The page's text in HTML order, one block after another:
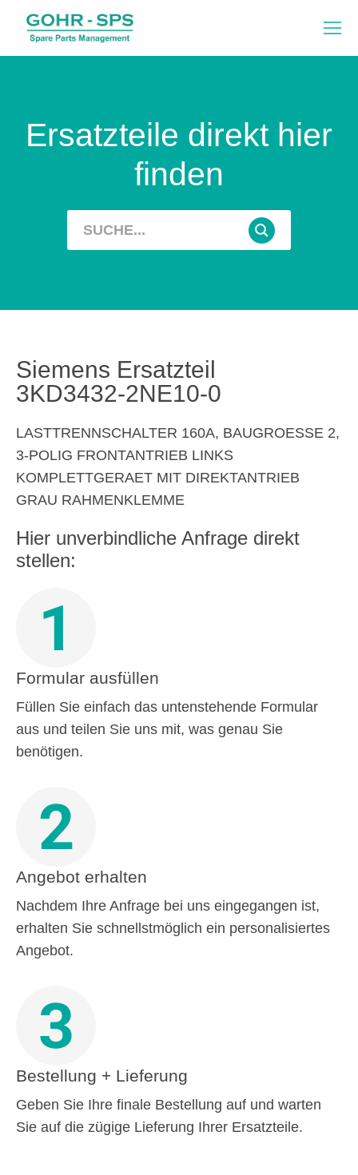
Ersatzteile direkt hier
finden
Siemens Ersatzteil
3KD3432-2NE10-0
LASTTRENNSCHALTER 160A, BAUGROESSE 2,
3-POLIG FRONTANTRIEB LINKS
KOMPLETTGERAET MIT DIREKTANTRIEB
GRAU RAHMENKLEMME
Hier unverbindliche Anfrage direkt
stellen:
1
Formular ausfüllen
Füllen Sie einfach das untenstehende Formular
aus und teilen Sie uns mit, was genau Sie
benötigen.
2
Angebot erhalten
Nachdem Ihre Anfrage bei uns eingegangen ist,
erhalten Sie schnellstmöglich ein personalisiertes
Angebot.
3
Bestellung + Lieferung
Geben Sie Ihre finale Bestellung auf und warten
Sie auf die zügige Lieferung Ihrer Ersatzteile.